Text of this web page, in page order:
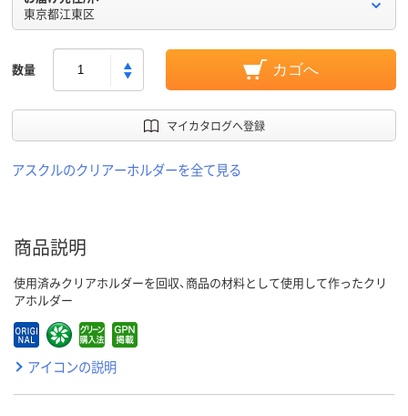
東京都江東区
数量 カゴへ
マイカタログへ登録
アスクルのクリアーホルダーを全て見る
商品説明
使用済みクリアホルダーを回収、商品の材料として使用して作ったクリ
アホルダー
アイコンの説明